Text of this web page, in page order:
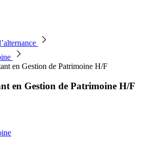
en Gestion de Patrimoine H/F
en Gestion de Patrimoine H/F